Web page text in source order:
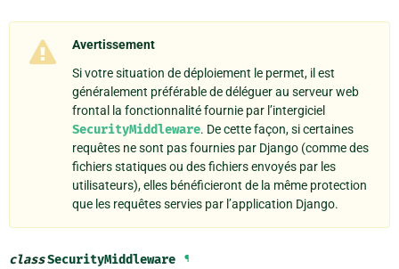
Avertissement
Si votre situation de déploiement le permet, il est
généralement préférable de déléguer au serveur web
frontal la fonctionnalité fournie par l’intergiciel
SecurityMiddleware. De cette façon, si certaines
requêtes ne sont pas fournies par Django (comme des
fichiers statiques ou des fichiers envoyés par les
utilisateurs), elles bénéficieront de la même protection
que les requêtes servies par l’application Django.
classSecurityMiddleware ¶